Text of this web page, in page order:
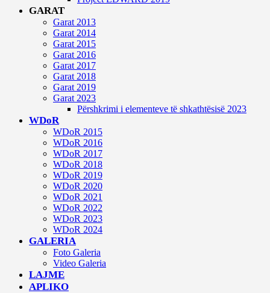
GARAT
Garat 2013
Garat 2014
Garat 2015
Garat 2016
Garat 2017
Garat 2018
Garat 2019
Garat 2023
Përshkrimi i elementeve të shkathtësisë 2023
WDoR
WDoR 2015
WDoR 2016
WDoR 2017
WDoR 2018
WDoR 2019
WDoR 2020
WDoR 2021
WDoR 2022
WDoR 2023
WDoR 2024
GALERIA
Foto Galeria
Video Galeria
LAJME
APLIKO